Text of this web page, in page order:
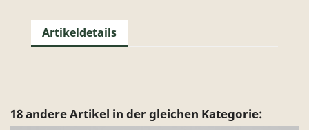
Artikeldetails
18 andere Artikel in der gleichen Kategorie: